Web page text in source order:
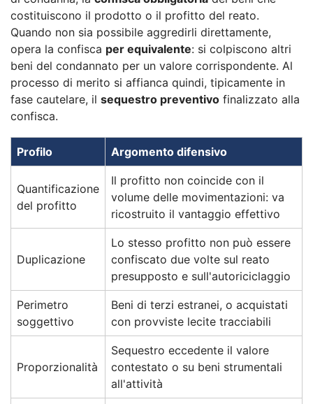
costituiscono il prodotto o il profitto del reato.
Quando non sia possibile aggredirli direttamente,
opera la confisca per equivalente: si colpiscono altri
beni del condannato per un valore corrispondente. Al
processo di merito si affianca quindi, tipicamente in
fase cautelare, il sequestro preventivo finalizzato alla
confisca.
Profilo Argomento difensivo
Quantificazione
del profitto
Il profitto non coincide con il
volume delle movimentazioni: va
ricostruito il vantaggio effettivo
Duplicazione
Lo stesso profitto non può essere
confiscato due volte sul reato
presupposto e sull'autoriciclaggio
Perimetro
soggettivo
Beni di terzi estranei, o acquistati
con provviste lecite tracciabili
Proporzionalità
Sequestro eccedente il valore
contestato o su beni strumentali
all'attività